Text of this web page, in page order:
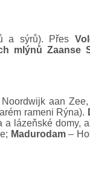
a sýrů). Přes
mlýnů Zaanse
aan
rameni Rýna).
a lázeňské domy,
Madurodam–